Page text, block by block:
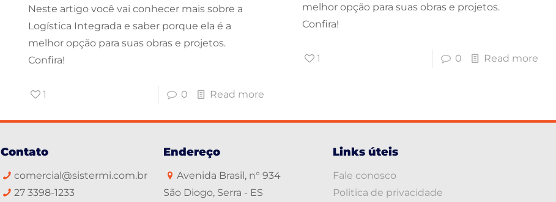
Neste artigo você vai conhecer mais sobre a
Logística Integrada e saber porque ela é a
melhor opção para suas obras e projetos.
Confira!
1 0 Read more
melhor opção para suas obras e projetos.
Confira!
1 0 Read more
Contato
comercial@sistermi.com.br
27 3398-1233
Endereço
Avenida Brasil, n° 934
São Diogo, Serra - ES
Links úteis
Fale conosco
Politica de privacidade